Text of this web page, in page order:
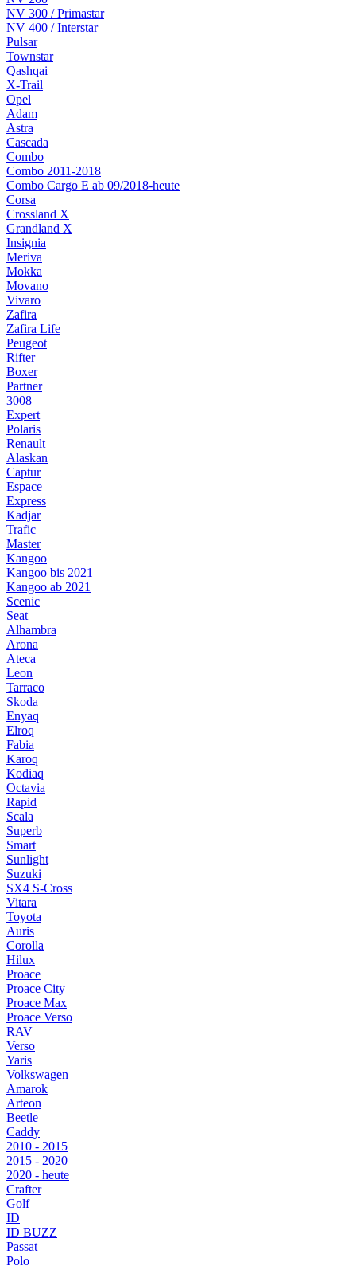
NV 300 / Primastar
NV 400 / Interstar
Pulsar
Townstar
Qashqai
X-Trail
Opel
Adam
Astra
Cascada
Combo
Combo 2011-2018
Combo Cargo E ab 09/2018-heute
Corsa
Crossland X
Grandland X
Insignia
Meriva
Mokka
Movano
Vivaro
Zafira
Zafira Life
Peugeot
Rifter
Boxer
Partner
3008
Expert
Polaris
Renault
Alaskan
Captur
Espace
Express
Kadjar
Trafic
Master
Kangoo
Kangoo bis 2021
Kangoo ab 2021
Scenic
Seat
Alhambra
Arona
Ateca
Leon
Tarraco
Skoda
Enyaq
Elroq
Fabia
Karoq
Kodiaq
Octavia
Rapid
Scala
Superb
Smart
Sunlight
Suzuki
SX4 S-Cross
Vitara
Toyota
Auris
Corolla
Hilux
Proace
Proace City
Proace Max
Proace Verso
RAV
Verso
Yaris
Volkswagen
Amarok
Arteon
Beetle
Caddy
2010 - 2015
2015 - 2020
2020 - heute
Crafter
Golf
ID
ID BUZZ
Passat
Polo